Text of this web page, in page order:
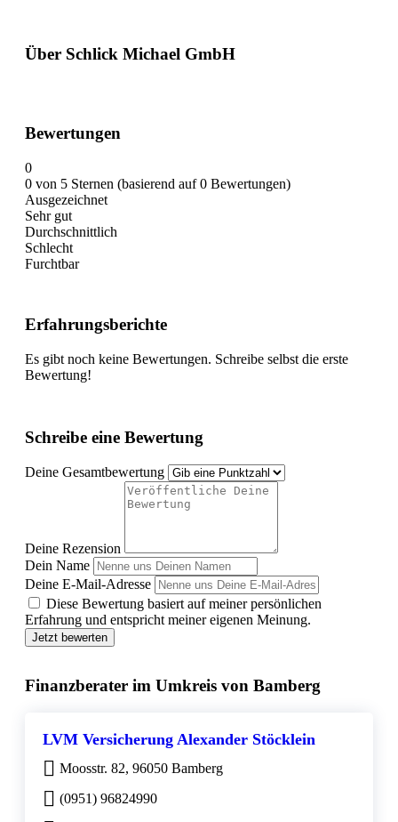
Über Schlick Michael GmbH
Bewertungen
0
0 von 5 Sternen (basierend auf 0 Bewertungen)
Ausgezeichnet
Sehr gut
Durchschnittlich
Schlecht
Furchtbar
Erfahrungsberichte
Es gibt noch keine Bewertungen. Schreibe selbst die erste
Bewertung!
Schreibe eine Bewertung
Deine Gesamtbewertung
Deine Rezension
Dein Name
Deine E-Mail-Adresse
Diese Bewertung basiert auf meiner persönlichen
Erfahrung und entspricht meiner eigenen Meinung.
Jetzt bewerten
Finanzberater im Umkreis von Bamberg
LVM Versicherung Alexander Stöcklein
Moosstr. 82, 96050 Bamberg
(0951) 96824990